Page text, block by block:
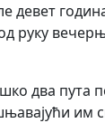
девет
руку
два пута
им